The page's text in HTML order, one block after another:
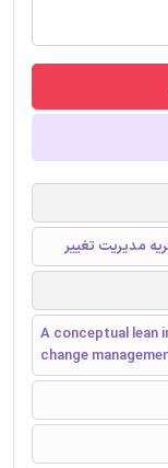
مدیریت تغییر
A conceptual lean
change